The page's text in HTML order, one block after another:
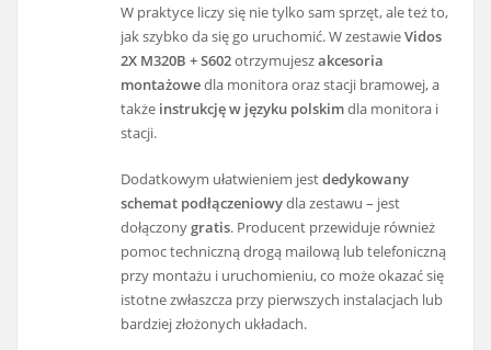
W praktyce liczy się nie tylko sam sprzęt, ale też to,
jak szybko da się go uruchomić. W zestawieVidos
2X M320B + S602otrzymujeszakcesoria
montażowedla monitora oraz stacji bramowej, a
także instrukcję w języku polskimdla monitora i
stacji.
Dodatkowym ułatwieniem jestdedykowany
schemat podłączeniowydla zestawu – jest
dołączonygratis. Producent przewiduje również
pomoc techniczną drogą mailową lub telefoniczną
przy montażu i uruchomieniu, co może okazać się
istotne zwłaszcza przy pierwszych instalacjach lub
bardziej złożonych układach.